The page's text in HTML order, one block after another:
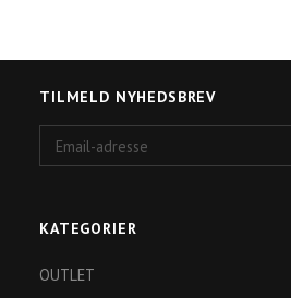
TILMELD NYHEDSBREV
adresse
KATEGORIER
OUTLET